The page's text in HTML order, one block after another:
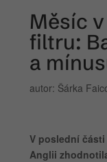
Měsíc
filtru:
a
autor: Šárka
V poslední
Anglii